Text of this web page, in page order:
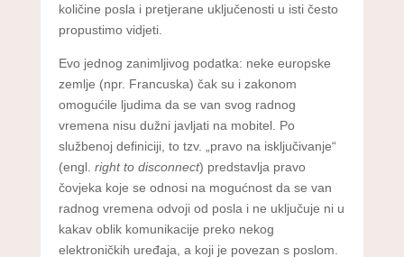
količine posla i pretjerane uključenosti u isti često
propustimo vidjeti.
Evo jednog zanimljivog podatka: neke europske
zemlje (npr. Francuska) čak su i zakonom
omogućile ljudima da se van svog radnog
vremena nisu dužni javljati na mobitel. Po
službenoj definiciji, to tzv. „pravo na isključivanje“
(engl. right to disconnect) predstavlja pravo
čovjeka koje se odnosi na mogućnost da se van
radnog vremena odvoji od posla i ne uključuje ni u
kakav oblik komunikacije preko nekog
elektroničkih uređaja, a koji je povezan s poslom.